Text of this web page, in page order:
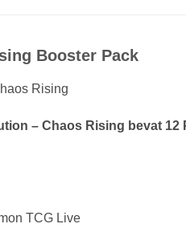
Booster Pack
Rising
– Chaos Rising bevat 12
TCG Live